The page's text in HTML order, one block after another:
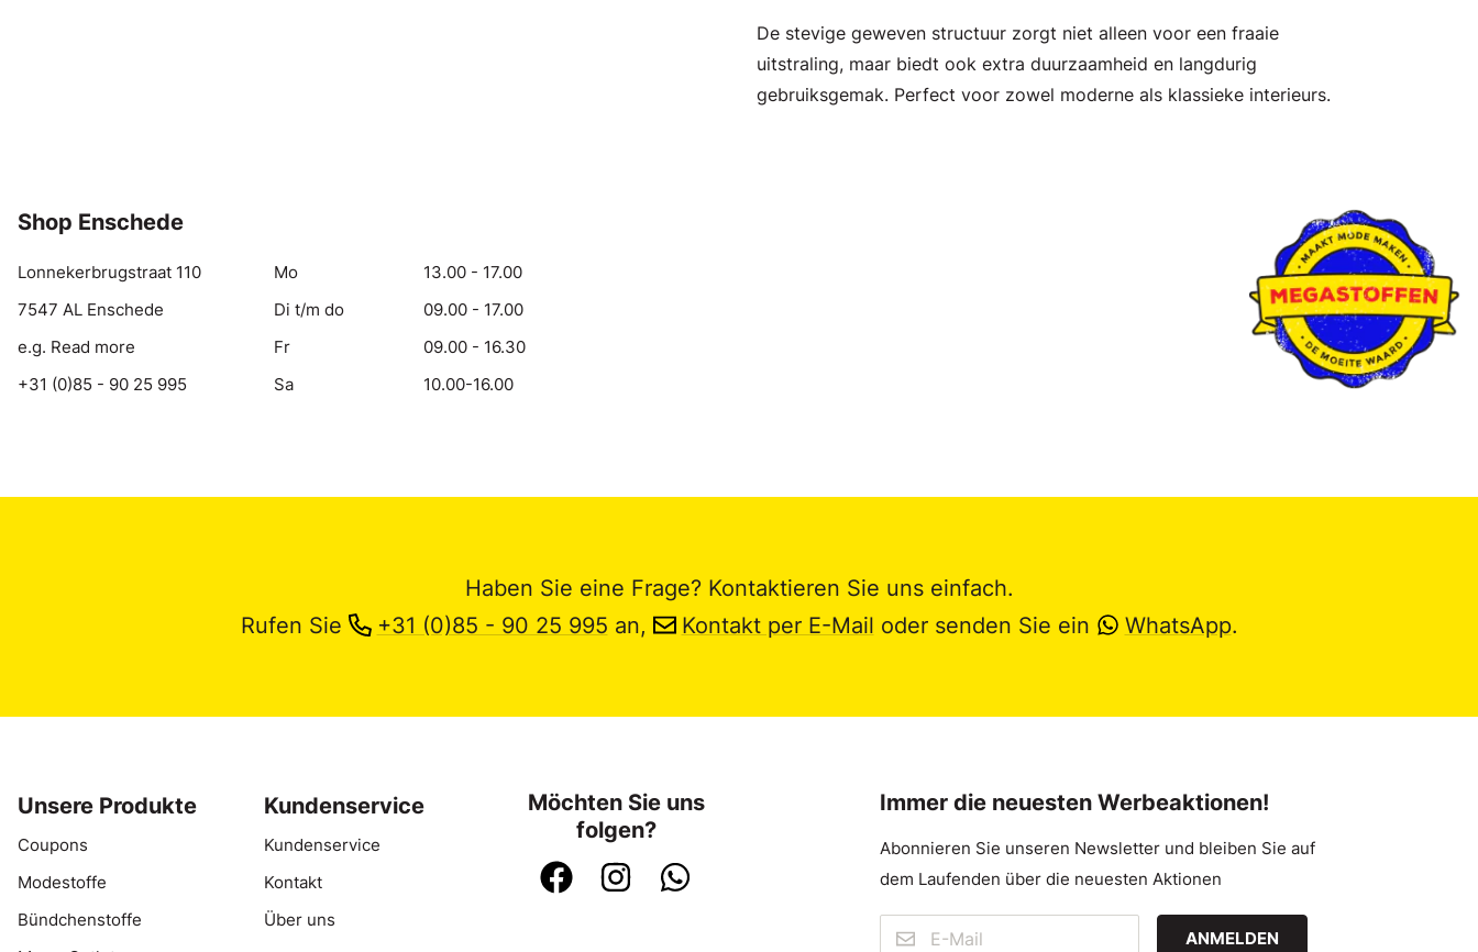
De stevige geweven structuur zorgt niet alleen voor een fraaie
uitstraling, maar biedt ook extra duurzaamheid en langdurig
gebruiksgemak. Perfect voor zowel moderne als klassieke interieurs.
Shop Enschede
Lonnekerbrugstraat 110
7547 AL Enschede
e.g. Read more
+31 (0)85 - 90 25 995
Mo
13.00 - 17.00
Di t/m do
09.00 - 17.00
Fr
09.00 - 16.30
Sa
10.00-16.00
Haben Sie eine Frage? Kontaktieren Sie uns einfach.
Rufen Sie
+31 (0)85 - 90 25 995 an, Kontakt per E-Mail oder senden Sie ein WhatsApp.
Unsere Produkte
Coupons
Modestoffe
Bündchenstoffe
Kundenservice
Kundenservice
Kontakt
Über uns
Möchten Sie uns
folgen?
Immer die neuesten Werbeaktionen!
Abonnieren Sie unseren Newsletter und bleiben Sie auf
dem Laufenden über die neuesten Aktionen
ANMELDEN